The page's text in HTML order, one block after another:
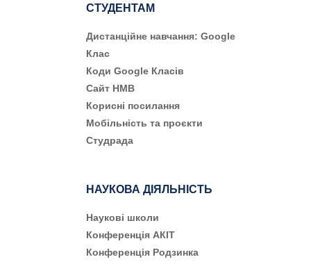
СТУДЕНТАМ
Дистанційне навчання: Google
Клас
Коди Google Класів
Сайт НМВ
Корисні посилання
Мобільність та проєкти
Студрада
НАУКОВА ДІЯЛЬНІСТЬ
Наукові школи
Конференція АКІТ
Конференція Родзинка